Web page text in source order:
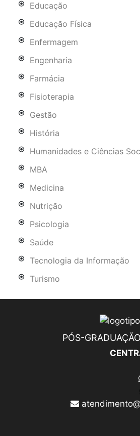
Educação
Educação Física
Enfermagem
Engenharia
Farmácia
Fisioterapia
Gestão
História
Humanidades e Ciências
MBA
Medicina
Nutrição
Psicologia
Saúde
Tecnologia da Informação
Turismo
PÓS-